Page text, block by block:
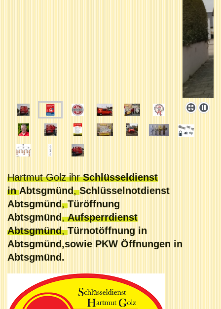
Hartmut Golz ihrSchlüsseldienst
in Abtsgmünd,Schlüsselnotdienst
Abtsgmünd,Türöffnung
Abtsgmünd,Aufsperrdienst
Abtsgmünd,Türnotöffnung in
Abtsgmünd,sowie PKW Öffnungen in
Abtsgmünd.